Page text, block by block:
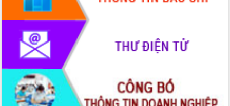
phát triển mới
Thường trực HĐND tỉnh Đắk Lắk gặp
mặt Đoàn chuyên gia y tế TP. Hồ Chí
Minh
Lễ truy điệu và an táng hài cốt liệt sĩ
tại Nghĩa trang Liệt sĩ xã Sơn Hòa
Bàn giải pháp tháo gỡ khó khăn trong
xuất khẩu sầu riêng và triển khai quy
định EUDR